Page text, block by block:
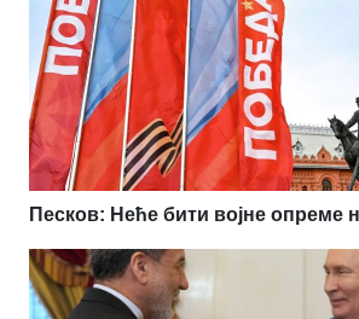
Песков: Неће бити војне опреме